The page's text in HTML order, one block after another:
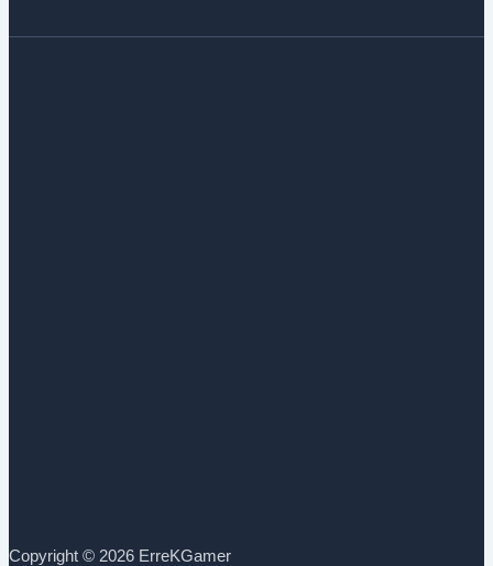
Copyright © 2026 ErreKGamer